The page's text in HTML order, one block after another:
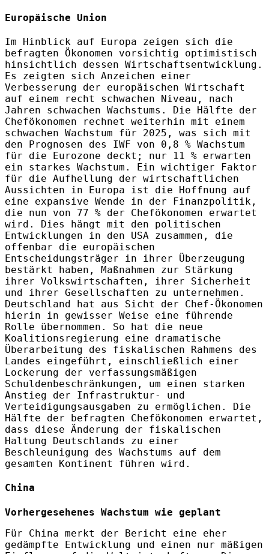
Europäische Union
Im Hinblick auf Europa zeigen sich die
befragten Ökonomen vorsichtig optimistisch
hinsichtlich dessen Wirtschaftsentwicklung.
Es zeigten sich Anzeichen einer
Verbesserung der europäischen Wirtschaft
auf einem recht schwachen Niveau, nach
Jahren schwachen Wachstums. Die Hälfte der
Chefökonomen rechnet weiterhin mit einem
schwachen Wachstum für 2025, was sich mit
den Prognosen des IWF von 0,8 % Wachstum
für die Eurozone deckt; nur 11 % erwarten
ein starkes Wachstum. Ein wichtiger Faktor
für die Aufhellung der wirtschaftlichen
Aussichten in Europa ist die Hoffnung auf
eine expansive Wende in der Finanzpolitik,
die nun von 77 % der Chefökonomen erwartet
wird. Dies hängt mit den politischen
Entwicklungen in den USA zusammen, die
offenbar die europäischen
Entscheidungsträger in ihrer Überzeugung
bestärkt haben, Maßnahmen zur Stärkung
ihrer Volkswirtschaften, ihrer Sicherheit
und ihrer Gesellschaften zu unternehmen.
Deutschland hat aus Sicht der Chef-Ökonomen
hierin in gewisser Weise eine führende
Rolle übernommen. So hat die neue
Koalitionsregierung eine dramatische
Überarbeitung des fiskalischen Rahmens des
Landes eingeführt, einschließlich einer
Lockerung der verfassungsmäßigen
Schuldenbeschränkungen, um einen starken
Anstieg der Infrastruktur- und
Verteidigungsausgaben zu ermöglichen. Die
Hälfte der befragten Chefökonomen erwartet,
dass diese Änderung der fiskalischen
Haltung Deutschlands zu einer
Beschleunigung des Wachstums auf dem
gesamten Kontinent führen wird.
China
Vorhergesehenes Wachstum wie geplant
Für China merkt der Bericht eine eher
gedämpfte Entwicklung und einen nur mäßigen